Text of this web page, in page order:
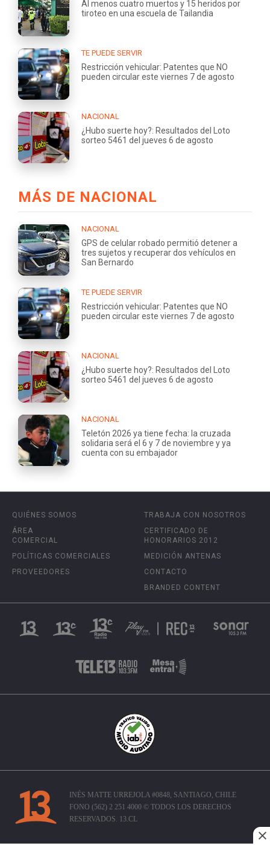
Al menos cuatro muertos y 15 heridos por
tiroteo en una escuela de Tailandia
TE PUEDE SERVIR
Restricción vehicular: Patentes que NO
pueden circular este viernes 7 de agosto
NACIONAL
¿Hubo suerte hoy?: Resultados del Loto
sorteo 5461 del jueves 6 de agosto
MÁS DE NACIONAL
NACIONAL
GPS de celular robado permitió detener a
tres sujetos y recuperar dos vehículos en
San Bernardo
TE PUEDE SERVIR
Restricción vehicular: Patentes que NO
pueden circular este viernes 7 de agosto
NACIONAL
¿Hubo suerte hoy?: Resultados del Loto
sorteo 5461 del jueves 6 de agosto
NACIONAL
Teletón 2026 ya tiene fecha: la cruzada
solidaria será el 6 y 7 de noviembre y ya
cuenta con su embajador
QUIÉNES SOMOS
ÁREA
COMERCIAL
POLÍTICAS COMERCIALES
PROVEEDORES
TRABAJA CON NOSOTROS
CERTIFICADO DE
HONORARIOS 2012
MEDICIÓN ANTENAS
CONTACTO
BRANDED CONTENT
INÉS MATTE URREJOLA #0848, SANTIAGO, CHILE
FONO (562) 2 251 4000 © TODOS LOS DERECHOS
RESERVADOS. 13.CL